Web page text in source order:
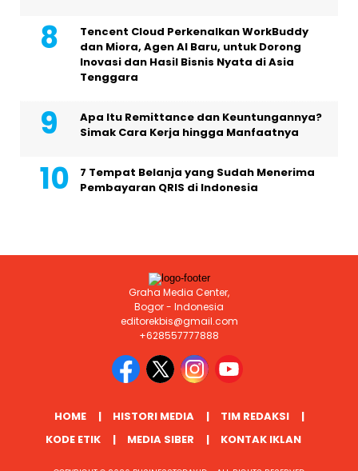
Tencent Cloud Perkenalkan WorkBuddy
dan Miora, Agen AI Baru, untuk Dorong
Inovasi dan Hasil Bisnis Nyata di Asia
Tenggara
Apa Itu Remittance dan Keuntungannya?
Simak Cara Kerja hingga Manfaatnya
7 Tempat Belanja yang Sudah Menerima
Pembayaran QRIS di Indonesia
Graha Media Center,
Bogor - Indonesia
editorekbis@gmail.com
+628557777888
HOME HISTORI MEDIA
TIM REDAKSI
KODE ETIK
MEDIA SIBER KONTAK IKLAN